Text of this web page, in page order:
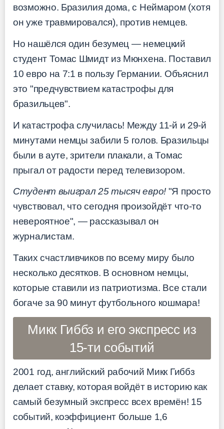
возможно. Бразилия дома, с Неймаром (хотя
он уже травмировался), против немцев.
Но нашёлся один безумец — немецкий
студент Томас Шмидт из Мюнхена. Поставил
10 евро на 7:1 в пользу Германии. Объяснил
это "предчувствием катастрофы для
бразильцев".
И катастрофа случилась! Между 11-й и 29-й
минутами немцы забили 5 голов. Бразильцы
были в ауте, зрители плакали, а Томас
прыгал от радости перед телевизором.
Студент выиграл 25 тысяч евро! "Я просто
чувствовал, что сегодня произойдёт что-то
невероятное", — рассказывал он
журналистам.
Таких счастливчиков по всему миру было
несколько десятков. В основном немцы,
которые ставили из патриотизма. Все стали
богаче за 90 минут футбольного кошмара!
Микк Гиббз и его экспресс из
15-ти событий
2001 год, английский рабочий Микк Гиббз
делает ставку, которая войдёт в историю как
самый безумный экспресс всех времён! 15
событий, коэффициент больше 1,6